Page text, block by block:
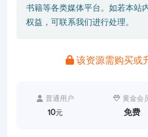
书籍等各类媒体平台。如若本站
权益，可联系我们进行处理。
该资源需购买或
普通用户
10元
黄金会
免费